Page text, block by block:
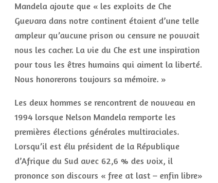
Mandela ajoute que « les exploits de Che
Guevara dans notre continent étaient d’une telle
ampleur qu’aucune prison ou censure ne pouvait
nous les cacher. La vie du Che est une inspiration
pour tous les êtres humains qui aiment la liberté.
Nous honorerons toujours sa mémoire. »
Les deux hommes se rencontrent de nouveau en
1994 lorsque Nelson Mandela remporte les
premières élections générales multiraciales.
Lorsqu’il est élu président de la République
d’Afrique du Sud avec 62,6 % des voix, il
prononce son discours « free at last – enfin libre»